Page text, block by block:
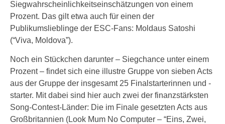
Siegwahrscheinlichkeitseinschätzungen von einem
Prozent. Das gilt etwa auch für einen der
Publikumslieblinge der ESC-Fans: Moldaus Satoshi
(“Viva, Moldova”).
Noch ein Stückchen darunter – Siegchance unter einem
Prozent – findet sich eine illustre Gruppe von sieben Acts
aus der Gruppe der insgesamt 25 Finalstarterinnen und -
starter. Mit dabei sind hier auch zwei der finanzstärksten
Song-Contest-Länder: Die im Finale gesetzten Acts aus
Großbritannien (Look Mum No Computer – “Eins, Zwei,